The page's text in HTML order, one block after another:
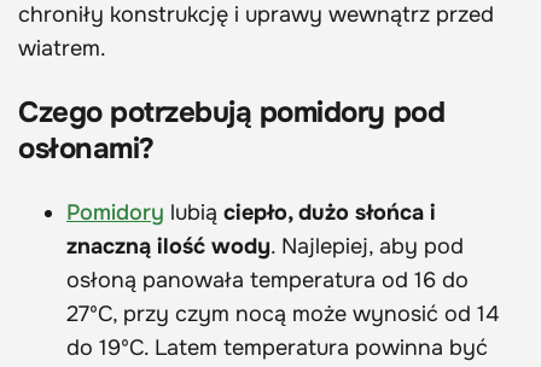
chroniły konstrukcję i uprawy wewnątrz przed
wiatrem.
Czego potrzebują pomidory pod
osłonami?
Pomidory lubią ciepło, dużo słońca i
znaczną ilość wody. Najlepiej, aby pod
osłoną panowała temperatura od 16 do
27ºC, przy czym nocą może wynosić od 14
do 19ºC. Latem temperatura powinna być